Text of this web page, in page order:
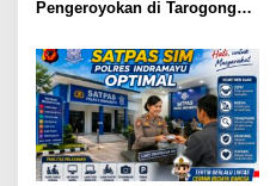
Pengeroyokan di Tarogong
Berhasil Diamankan